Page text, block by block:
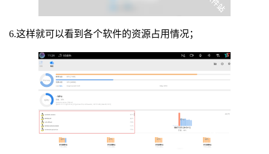
6.这样就可以看到各个软件的资源占用情况；